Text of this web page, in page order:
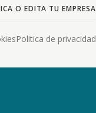
O EDITA TU EMPRESA
Politica de privacidad